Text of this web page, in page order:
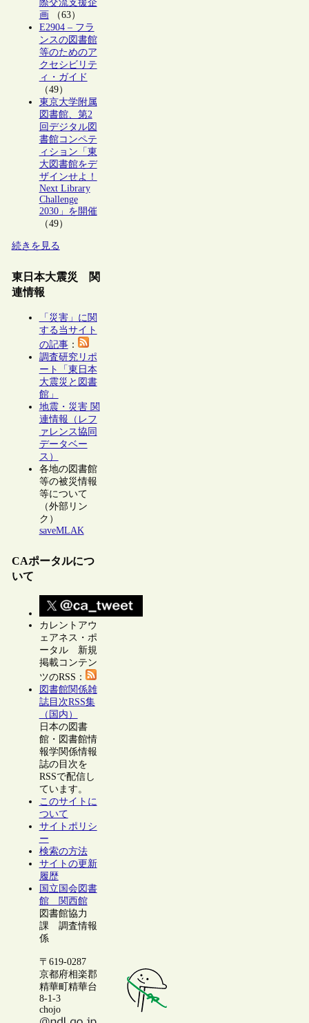
際交流支援企
画 （63）
E2904 – フラ
ンスの図書館
等のためのア
クセシビリテ
ィ・ガイド
（49）
東京大学附属
図書館、第2
回デジタル図
書館コンペテ
ィション「東
大図書館をデ
ザインせよ！
Next Library
Challenge
2030」を開催
（49）
続きを見る
東日本大震災 関
連情報
「災害」に関
する当サイト
の記事：
調査研究リポ
ート「東日本
大震災と図書
館」
地震・災害 関
連情報（レフ
ァレンス協同
データベー
ス）
各地の図書館
等の被災情報
等について
（外部リン
ク）
saveMLAK
CAポータルにつ
いて
カレントアウ
ェアネス・ポ
ータル 新規
掲載コンテン
ツのRSS：
図書館関係雑
誌目次RSS集
（国内）
日本の図書
館・図書館情
報学関係情報
誌の目次を
RSSで配信し
ています。
このサイトに
ついて
サイトポリシ
ー
検索の方法
サイトの更新
履歴
国立国会図書
館 関西館
図書館協力
課 調査情報
係
〒619-0287
京都府相楽郡
精華町精華台
8-1-3
chojo